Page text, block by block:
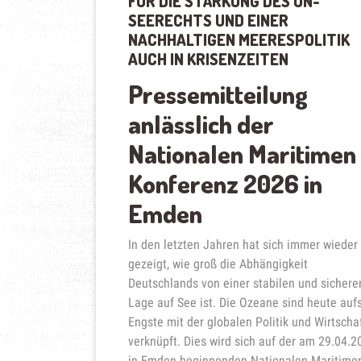
SEERECHTS UND EINER
NACHHALTIGEN MEERESPOLITIK
AUCH IN KRISENZEITEN
Pressemitteilung
anlässlich der
Nationalen Maritimen
Konferenz 2026 in
Emden
In den letzten Jahren hat sich immer wieder
gezeigt, wie groß die Abhängigkeit
Deutschlands von einer stabilen und
Lage auf See ist. Die Ozeane sind heute
Engste mit der globalen Politik und
verknüpft. Dies wird sich auf der am